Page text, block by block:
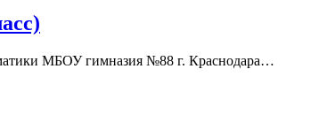
МБОУ гимназия №88 г. Краснодара…